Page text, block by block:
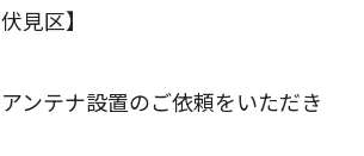
見区】
ンテナ設置のご依頼をいただき